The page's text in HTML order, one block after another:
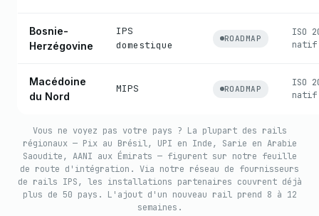
Bosnie-
Herzégovine
IPS
domestique
ROADMAP
ISO
natif
Macédoine
du Nord
MIPS ROADMAP
ISO
natif
Vous ne voyez pas votre pays ? La plupart des rails
régionaux — Pix au Brésil, UPI en Inde, Sarie en Arabie
Saoudite, AANI aux Émirats — figurent sur notre feuille
de route d'intégration. Via notre réseau de fournisseurs
de rails IPS, les installations partenaires couvrent déjà
plus de 50 pays. L'ajout d'un nouveau rail prend 8 à 12
semaines.